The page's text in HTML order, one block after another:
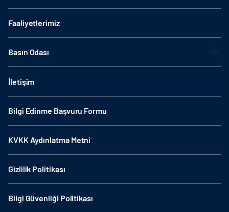
Faaliyetlerimiz
Basın Odası
İletişim
Bilgi Edinme Başvuru Formu
KVKK Aydınlatma Metni
Gizlilik Politikası
Bilgi Güvenliği Politikası